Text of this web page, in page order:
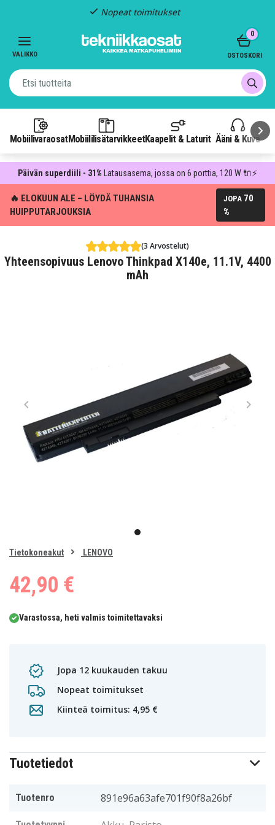
Nopeat toimitukset
VALIKKO
MobiilivaraosatMobiililisätarvikkeetKaapelit & Laturit Ääni & Kuva
0
OSTOSKORI
Päivän superdiili - 31% Latausasema, jossa on 6 porttia, 120 W 🔌⚡
🔥 ELOKUUN ALE – LÖYDÄ TUHANSIA
HUIPPUTARJOUKSIA
JOPA 70
%
(3 Arvostelut)
Yhteensopivuus Lenovo Thinkpad X140e, 11.1V, 4400
mAh
item
of
Tietokoneakut LENOVO
42,90 €
Varastossa, heti valmis toimitettavaksi
Jopa 12 kuukauden takuu
Nopeat toimitukset
Kiinteä toimitus: 4,95 €
Tuotetiedot
Tuotenro 891e96a63afe701f90f8a26bf